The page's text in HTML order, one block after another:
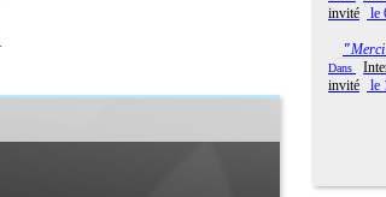
invité
le
"
Dans
invité
le